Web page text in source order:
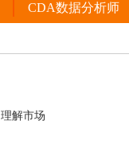
CDA数据分析师
理解市场